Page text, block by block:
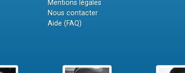
Mentions légales
Nous contacter
Aide (FAQ)